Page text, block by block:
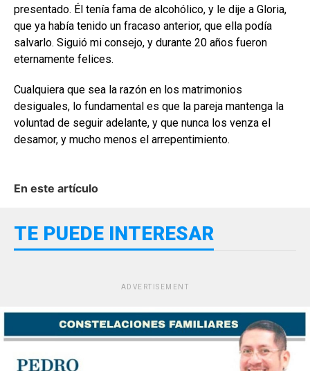
presentado. Él tenía fama de alcohólico, y le dije a Gloria,
que ya había tenido un fracaso anterior, que ella podía
salvarlo. Siguió mi consejo, y durante 20 años fueron
eternamente felices.
Cualquiera que sea la razón en los matrimonios
desiguales, lo fundamental es que la pareja mantenga la
voluntad de seguir adelante, y que nunca los venza el
desamor, y mucho menos el arrepentimiento.
En este artículo
TE PUEDE INTERESAR
ADVERTISEMENT